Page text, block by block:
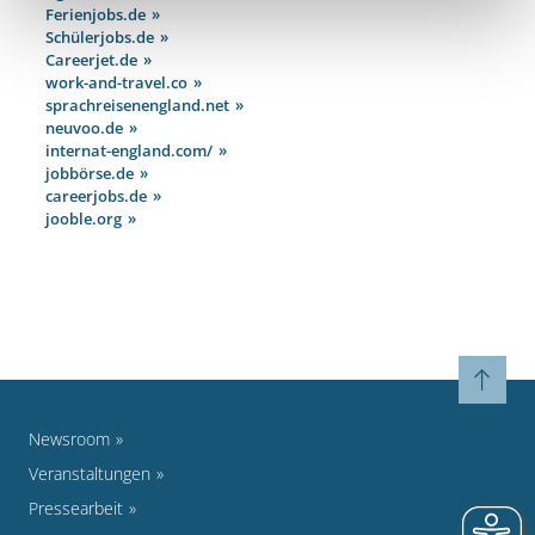
Ferienjobs.de
Schülerjobs.de
Careerjet.de
work-and-travel.co
sprachreisenengland.net
neuvoo.de
internat-england.com/
jobbörse.de
careerjobs.de
jooble.org
Newsroom
Veranstaltungen
Pressearbeit